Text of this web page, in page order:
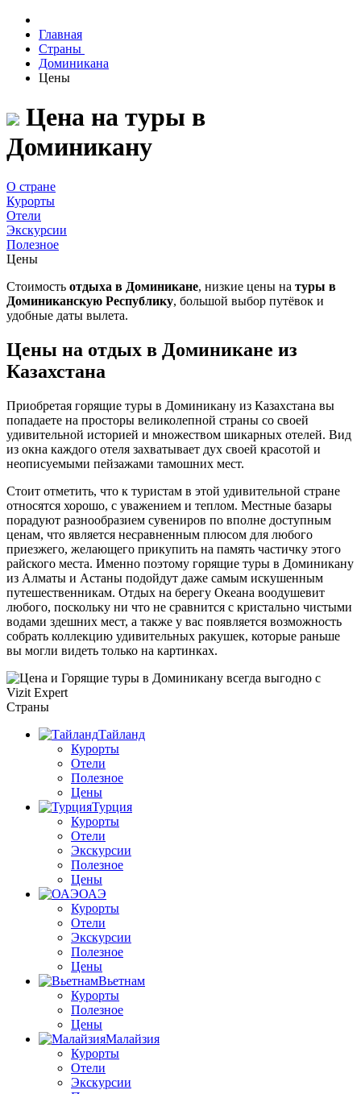
Главная
Страны
Доминикана
Цены
Цена на туры в
Доминикану
О стране
Курорты
Отели
Экскурсии
Полезное
Цены
Стоимость отдыха в Доминикане, низкие цены на туры в
Доминиканскую Республику, большой выбор путёвок и
удобные даты вылета.
Цены на отдых в Доминикане из
Казахстана
Приобретая горящие туры в Доминикану из Казахстана вы
попадаете на просторы великолепной страны со своей
удивительной историей и множеством шикарных отелей. Вид
из окна каждого отеля захватывает дух своей красотой и
неописуемыми пейзажами тамошних мест.
Стоит отметить, что к туристам в этой удивительной стране
относятся хорошо, с уважением и теплом. Местные базары
порадуют разнообразием сувениров по вполне доступным
ценам, что является несравненным плюсом для любого
приезжего, желающего прикупить на память частичку этого
райского места. Именно поэтому горящие туры в Доминикану
из Алматы и Астаны подойдут даже самым искушенным
путешественникам. Отдых на берегу Океана воодушевит
любого, поскольку ни что не сравнится с кристально чистыми
водами здешних мест, а также у вас появляется возможность
собрать коллекцию удивительных ракушек, которые раньше
вы могли видеть только на картинках.
Страны
Тайланд
Курорты
Отели
Полезное
Цены
Турция
Курорты
Отели
Экскурсии
Полезное
Цены
ОАЭ
Курорты
Отели
Экскурсии
Полезное
Цены
Вьетнам
Курорты
Полезное
Цены
Малайзия
Курорты
Отели
Экскурсии